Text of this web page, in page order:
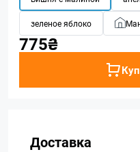
зеленое яблоко
775₴
Доставка